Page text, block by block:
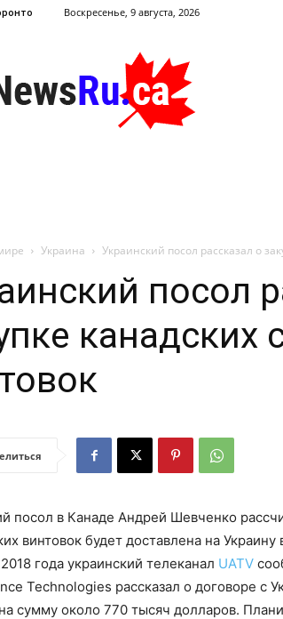
Воскресенье, 9 августа, 2026
NewsRu.Ca
Украина Украинский посол рассказал о
посол
канадских
посол в Канаде Андрей Шевченко
винтовок будет доставлена на Украину
года украинский телеканал UATV
Technologies рассказал о договоре с
сумму около 770 тысяч долларов.